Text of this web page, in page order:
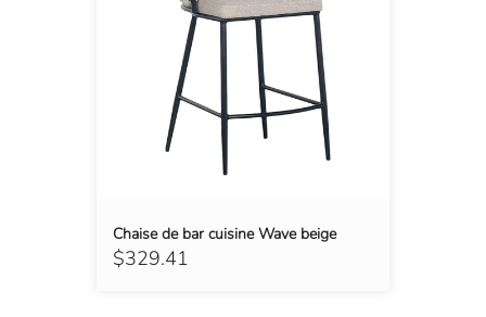
$329.41
Chaise de bar cuisine Wave beige